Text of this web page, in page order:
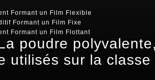
Formant un Film Flexible
Formant un Film Fixe
Formant un Film Flottant
poudre
utilisés sur la classe